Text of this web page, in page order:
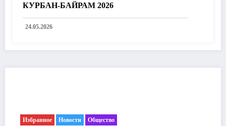
КУРБАН-БАЙРАМ 2026
24.05.2026
Избранное Новости Общество